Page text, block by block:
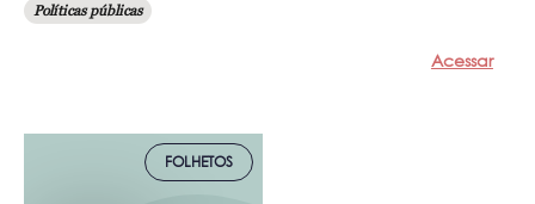
Políticas públicas
Acessar
FOLHETOS